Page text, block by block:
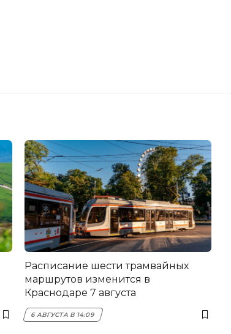
Расписание шести трамвайных
маршрутов изменится в
Краснодаре 7 августа
6 АВГУСТА В 14:09